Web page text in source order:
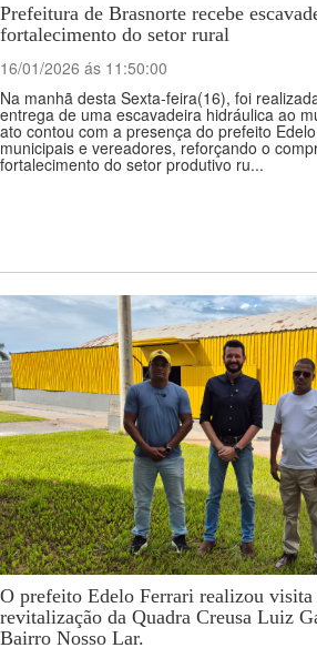
Prefeitura de Brasnorte recebe
fortalecimento do setor rural
16/01/2026 ás 11:50:00
Na manhã desta Sexta-feira(16), foi
entrega de uma escavadeira hidráulica ao
ato contou com a presença do prefeito
municipais e vereadores, reforçando o
fortalecimento do setor produtivo ru...
O prefeito Edelo Ferrari realizou visita
revitalização da Quadra Creusa Luiz
Bairro Nosso Lar.